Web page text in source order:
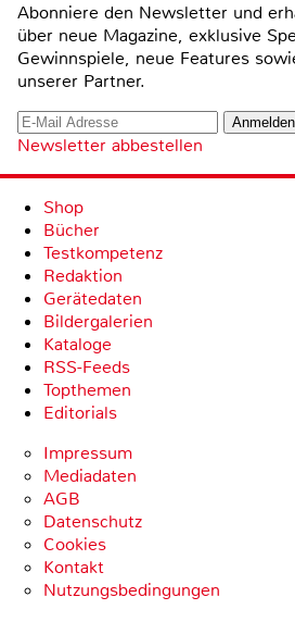
Abonniere den Newsletter und
über neue Magazine, exklusive
Gewinnspiele, neue Features
unserer Partner.
Newsletter abbestellen
Shop
Bücher
Testkompetenz
Redaktion
Gerätedaten
Bildergalerien
Kataloge
RSS-Feeds
Topthemen
Editorials
Impressum
Mediadaten
AGB
Datenschutz
Cookies
Kontakt
Nutzungsbedingungen